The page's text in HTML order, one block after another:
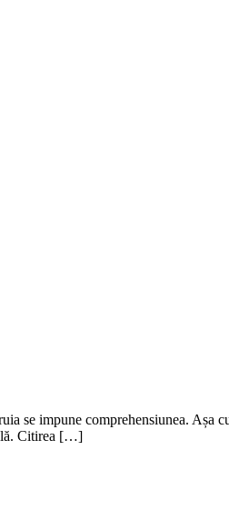
se impune comprehensiunea.
Citirea […]